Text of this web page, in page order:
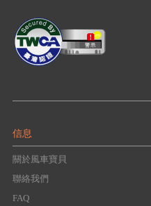
信息
關於風車寶貝
聯絡我們
FAQ